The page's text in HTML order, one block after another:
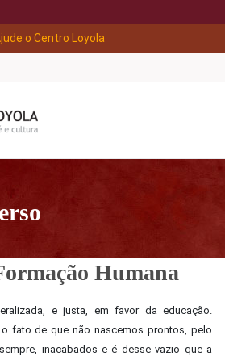
o Centro Loyola
Humana
e justa, em favor da educação.
fato de que não nascemos prontos, pelo
inacabados e é desse vazio que a